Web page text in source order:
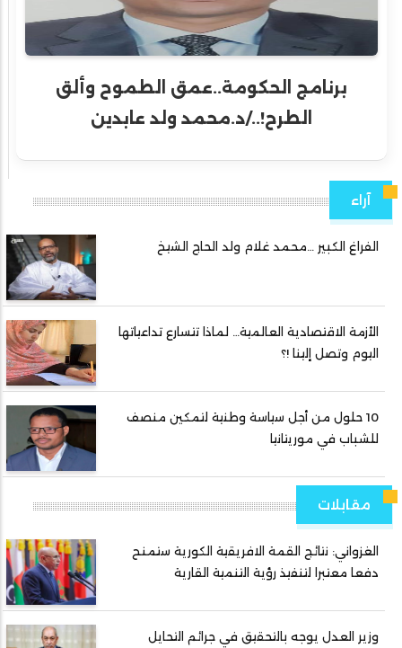
برنامج الحكومة..عمق الطموح وألق
الطرح!../د.محمد ولد عابدين
آراء
الفراغ الكبير …محمد غلام ولد الحاج الشيخ
الأزمة الاقتصادية العالمية… لماذا تتسارع تداعياتها
اليوم وتصل إلينا !؟
10 حلول من أجل سياسة وطنية لتمكين منصف
للشباب في موريتانيا
مقابلات
الغزواني: نتائج القمة الافريقية الكورية ستمنح
دفعا معتبرا لتنفيذ رؤية التنمية القارية
وزير العدل يوجه بالتحقيق في جرائم التحايل